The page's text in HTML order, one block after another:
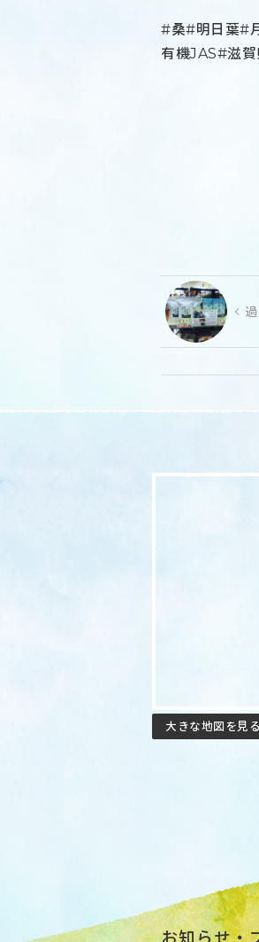
#桑#明日葉#
有機JAS#滋
大きな地図を見る